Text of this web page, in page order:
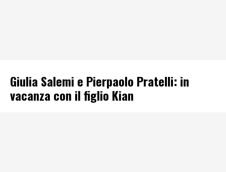
Giulia Salemi e Pierpaolo Pratelli: in
vacanza con il figlio Kian